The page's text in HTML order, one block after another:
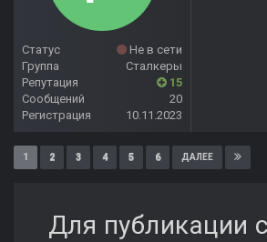
Статус
Не в сети
Группа
Сталкеры
Репутация
15
Сообщений
20
Регистрация
10.11.2023
1 2 3 4 5 6 ДАЛЕЕ
Для публикации